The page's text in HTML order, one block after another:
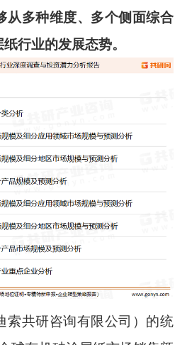
从多种维度、多个侧面综合
纸行业的发展态势。
索共研咨询有限公司）的统